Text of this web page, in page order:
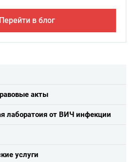
Перейти в блог
акты
лаборатоия от ВИЧ инфекции
услуги